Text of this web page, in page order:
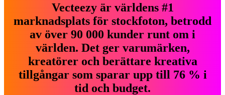
Vecteezy är världens #1
marknadsplats för stockfoton, betrodd
av över 90 000 kunder runt om i
världen. Det ger varumärken,
kreatörer och berättare kreativa
tillgångar som sparar upp till 76 % i
tid och budget.